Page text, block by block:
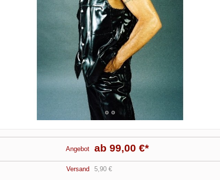
Angebot ab 99,00 €*
Versand 5,90 €